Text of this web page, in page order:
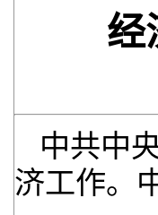
经
中共中
济工作。